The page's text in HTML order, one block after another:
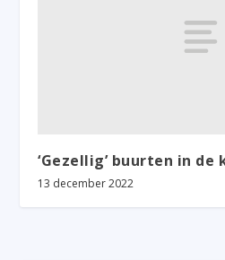
‘Gezellig’ buurten in de
13 december 2022